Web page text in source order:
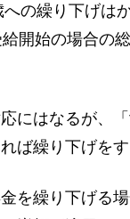
への繰り下げ
開始の場合の
にはなるが、
ば繰り下げを
金を繰り下げる